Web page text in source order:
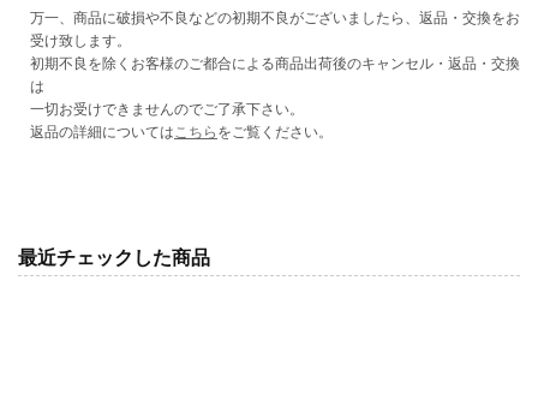
の
数
量
減
ら
ー
数
増
や
万一、商品に破損や不良などの初期不良がございましたら、返品・交換をお
受け致します。
初期不良を除くお客様のご都合による商品出荷後のキャンセル・返品・交換
は
一切お受けできませんのでご了承下さい。
返品の詳細についてはこちら をご覧ください。
最近チェックした商品